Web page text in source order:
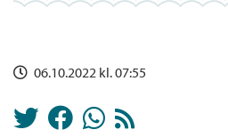
06.10.2022 kl. 07:55